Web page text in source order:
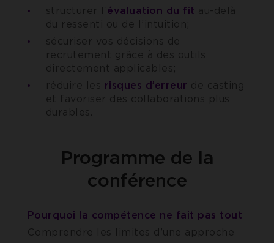
structurer l’évaluation du fit au-delà
du ressenti ou de l’intuition;
sécuriser vos décisions de
recrutement grâce à des outils
directement applicables;
réduire les risques d’erreur de casting
et favoriser des collaborations plus
durables.
Programme de la
conférence
Pourquoi la compétence ne fait pas tout
Comprendre les limites d’une approche